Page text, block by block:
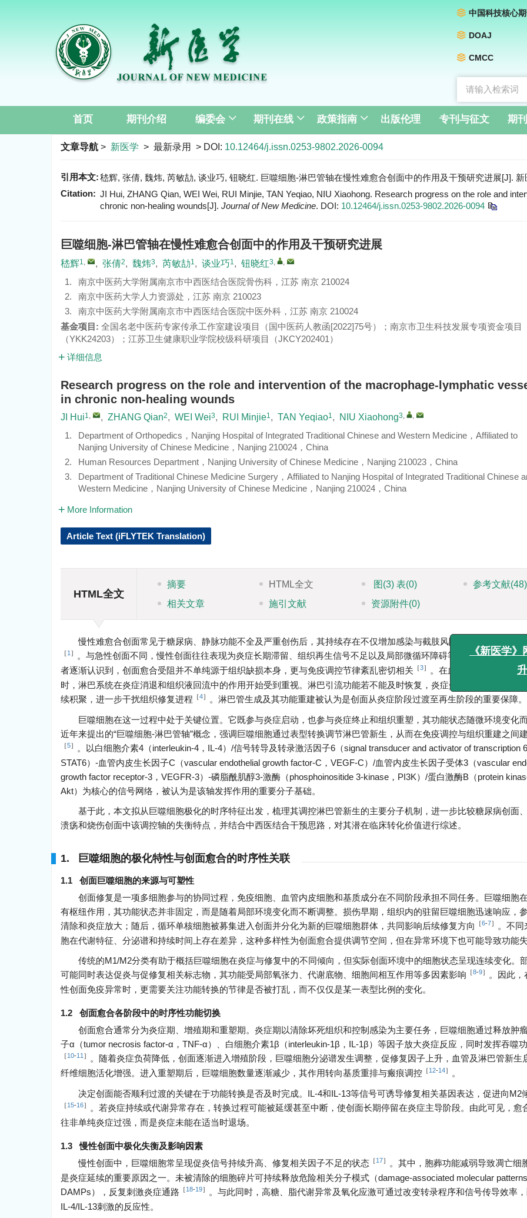
中国科技核心
DOAJ
CMCC
首页 期刊介绍 编委会 期刊在线 政策指南 出版伦理 专刊与征文 期
文章导航 > 新医学 > 最新录用 > DOI: 10.12464/j.issn.0253-9802.2026-0094
引用本文:嵇辉, 张倩, 魏炜, 芮敏劼, 谈业巧, 钮晓红. 巨噬细胞-淋巴管轴在慢性难愈合创面中的作用及干预研究进展[J].
Citation: JI Hui, ZHANG Qian, WEI Wei, RUI Minjie, TAN Yeqiao, NIU Xiaohong. Research progress on the role and
chronic non-healing wounds[J]. Journal of New Medicine. DOI: 10.12464/j.issn.0253-9802.2026-0094
巨噬细胞-淋巴管轴在慢性难愈合创面中的作用及干预研究进展
嵇辉1, , 张倩2, 魏炜3, 芮敏劼1, 谈业巧1, 钮晓红3, ,
1.
南京中医药大学附属南京市中西医结合医院骨伤科，江苏 南京 210024
2.
南京中医药大学人力资源处，江苏 南京 210023
3.
南京中医药大学附属南京市中西医结合医院中医外科，江苏 南京 210024
基金项目: 全国名老中医药专家传承工作室建设项目（国中医药人教函[2022]75号）；南京市卫生科技发展专项资金项目
（YKK24203）；江苏卫生健康职业学院校级科研项目（JKCY202401 ）
详细信息
Research progress on the role and intervention of the macrophage-lymphatic
in chronic non-healing wounds
JI Hui1, , ZHANG Qian2, WEI Wei3, RUI Minjie1, TAN Yeqiao1, NIU Xiaohong3, ,
1.
Department of Orthopedics，Nanjing Hospital of Integrated Traditional Chinese and Western Medicine，Affiliated to
Nanjing University of Chinese Medicine，Nanjing 210024，China
2.
Human Resources Department，Nanjing University of Chinese Medicine，Nanjing 210023，China
3.
Department of Traditional Chinese Medicine Surgery，Affiliated to Nanjing Hospital of Integrated Traditional Chinese
Western Medicine，Nanjing University of Chinese Medicine，Nanjing 210024，China
More Information
Article Text (iFLYTEK Translation)
HTML全文
摘要 HTML全文 图 (3)表(0) 参考文献(48)
相关文章
施引文献 资源附件(0)
慢性难愈合创面常见于糖尿病、静脉功能不全及严重创伤后，其持续存在不仅增加感染与截肢风险，也显著加重医
［1 ］ 。与急性创面不同，慢性创面往往表现为炎症长期滞留、组织再生信号不足以及局部微循环障碍等多重异常［2］。
者逐渐认识到，创面愈合受阻并不单纯源于组织缺损本身，更与免疫调控节律紊乱密切相关 ［3］
。在血管新生受到广泛
时，淋巴系统在炎症消退和组织液回流中的作用开始受到重视。淋巴引流功能若不能及时恢复，炎症介质和代谢废物将
续积聚，进一步干扰组织修复进程 ［4］ 。淋巴管生成及其功能重建被认为是创面从炎症阶段过渡至再生阶段的重要保障。
巨噬细胞在这一过程中处于关键位置。它既参与炎症启动，也参与炎症终止和组织重塑，其功能状态随微环境变化
近年来提出的“巨噬细胞-淋巴管轴”概念，强调巨噬细胞通过表型转换调节淋巴管新生，从而在免疫调控与组织重建之间
［5］
。以白细胞介素4（interleukin-4，IL-4）/信号转导及转录激活因子6（signal transducer and activator of transcription
STAT6）-血管内皮生长因子C（vascular endothelial growth factor-C，VEGF-C）/血管内皮生长因子受体3（vascular
growth factor receptor-3，VEGFR-3）-磷脂酰肌醇3-激酶（phosphoinositide 3-kinase，PI3K）/蛋白激酶B（protein
Akt）为核心的信号网络，被认为是该轴发挥作用的重要分子基础。
基于此，本文拟从巨噬细胞极化的时序特征出发，梳理其调控淋巴管新生的主要分子机制，进一步比较糖尿病创面
溃疡和烧伤创面中该调控轴的失衡特点，并结合中西医结合干预思路，对其潜在临床转化价值进行综述。
1. 巨噬细胞的极化特性与创面愈合的时序性关联
1.1 创面巨噬细胞的来源与可塑性
创面修复是一项多细胞参与的协同过程，免疫细胞、血管内皮细胞和基质成分在不同阶段承担不同任务。巨噬细胞
有枢纽作用，其功能状态并非固定，而是随着局部环境变化而不断调整。损伤早期，组织内的驻留巨噬细胞迅速响应，
清除和炎症放大；随后，循环单核细胞被募集进入创面并分化为新的巨噬细胞群体，共同影响后续修复方向
［6-7］
。不同
胞在代谢特征、分泌谱和持续时间上存在差异，这种多样性为创面愈合提供调节空间，但在异常环境下也可能导致功能
传统的M1/M2分类有助于概括巨噬细胞在炎症与修复中的不同倾向，但实际创面环境中的细胞状态呈现连续变化。
可能同时表达促炎与促修复相关标志物，其功能受局部氧张力、代谢底物、细胞间相互作用等多因素影响 ［8-9］
。因此，
性创面免疫异常时，更需要关注功能转换的节律是否被打乱，而不仅仅是某一表型比例的变化。
1.2 创面愈合各阶段中的时序性功能切换
创面愈合通常分为炎症期、增殖期和重塑期。炎症期以清除坏死组织和控制感染为主要任务，巨噬细胞通过释放肿
子α（tumor necrosis factor-α，TNF-α）、白细胞介素1β（interleukin-1β，IL-1β）等因子放大炎症反应，同时发挥吞噬
［10-11 ］
。随着炎症负荷降低，创面逐渐进入增殖阶段，巨噬细胞分泌谱发生调整，促修复因子上升，血管及淋巴管新生
纤维细胞活化增强。进入重塑期后，巨噬细胞数量逐渐减少，其作用转向基质重排与瘢痕调控 ［12-14］ 。
决定创面能否顺利过渡的关键在于功能转换是否及时完成。IL-4和IL-13等信号可诱导修复相关基因表达，促进向M2
［15-16］
。若炎症持续或代谢异常存在，转换过程可能被延缓甚至中断，使创面长期停留在炎症主导阶段。由此可见，愈
往非单纯炎症过强，而是炎症未能在适当时退场。
1.3 慢性创面中极化失衡及影响因素
慢性创面中，巨噬细胞常呈现促炎信号持续升高、修复相关因子不足的状态 ［17］
。其中，胞葬功能减弱导致凋亡细
是炎症延续的重要原因之一。未被清除的细胞碎片可持续释放危险相关分子模式（damage-associated molecular
DAMPs），反复刺激炎症通路 ［18-19］
。与此同时，高糖、脂代谢异常及氧化应激可通过改变转录程序和信号传导效率
IL-4/IL-13刺激的反应性。
《